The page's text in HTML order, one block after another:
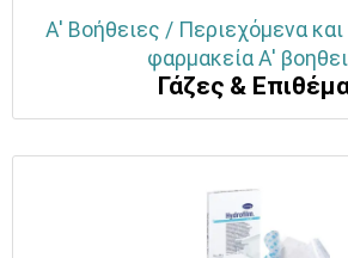
Α' Βοήθειες / Περιεχόμενα
φαρμακεία Α'
Γάζες &